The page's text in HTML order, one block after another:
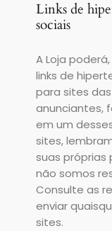
Links de
sociais
A Loja
links de
para sites
anunciantes,
em um
sites,
suas próprias
não somos
Consulte as
enviar
sites.